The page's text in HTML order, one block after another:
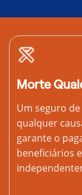
Morte
Um seguro
qualquer
garante o
beneficiários